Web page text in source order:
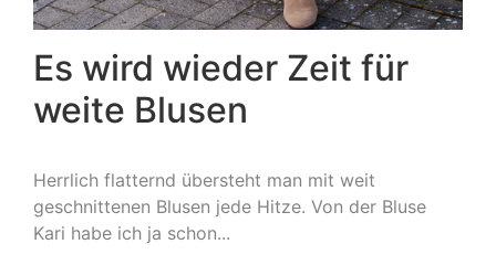
Es wird wieder Zeit für
weite Blusen
Herrlich flatternd übersteht man mit weit
geschnittenen Blusen jede Hitze. Von der Bluse
Kari habe ich ja schon...